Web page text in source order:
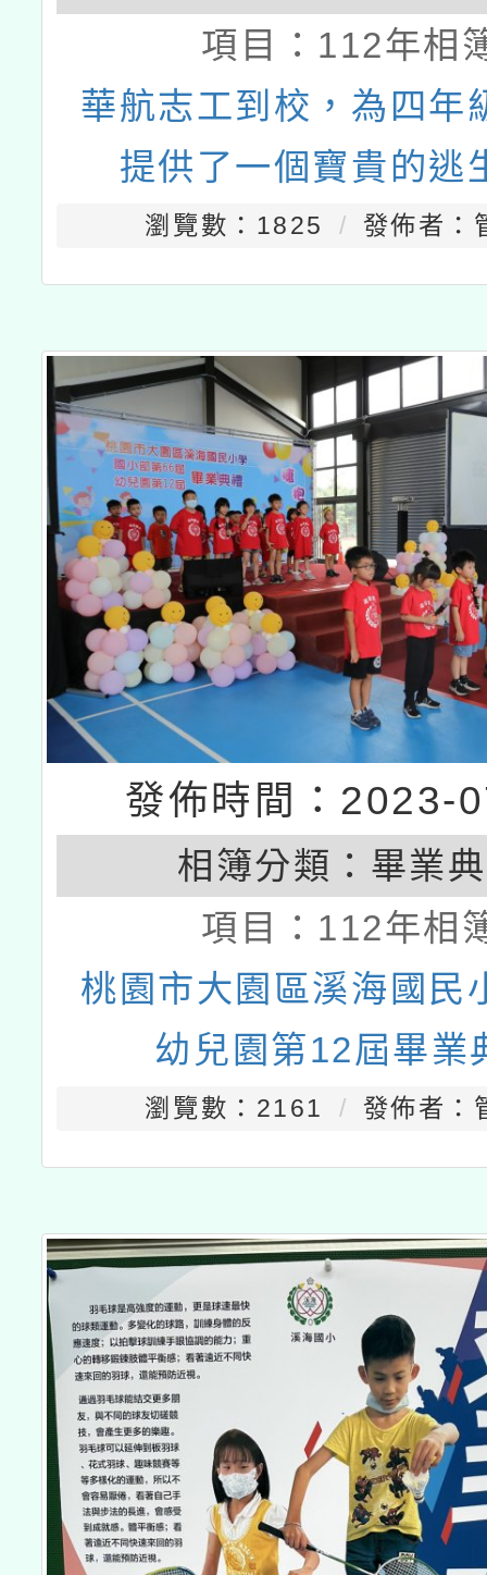
項目： 112年相
華航志工到校，為四年
提供了一個寶貴的逃
瀏覽數：1825 發佈者：
發佈時間：2023-
相簿分類： 畢業
項目： 112年相
桃園市大園區溪海國民
幼兒園第12屆畢業
瀏覽數：2161 發佈者：